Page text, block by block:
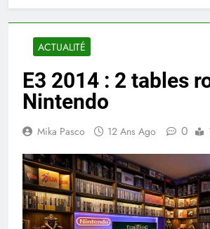
ACTUALITÉ
E3 2014 : 2 tables
Nintendo
Mika Pasco 12 Ans Ago 0